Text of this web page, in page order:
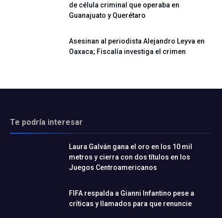
de célula criminal que operaba en
Guanajuato y Querétaro
Asesinan al periodista Alejandro Leyva en
Oaxaca; Fiscalía investiga el crimen
Te podría interesar
Laura Galván gana el oro en los 10 mil
metros y cierra con dos títulos en los
Juegos Centroamericanos
FIFA respalda a Gianni Infantino pese a
críticas y llamados para que renuncie